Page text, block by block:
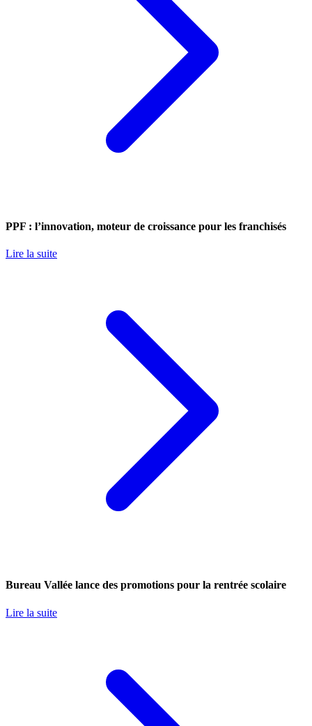
PPF : l’innovation, moteur de croissance pour les franchisés
Lire la suite
Bureau Vallée lance des promotions pour la rentrée scolaire
Lire la suite